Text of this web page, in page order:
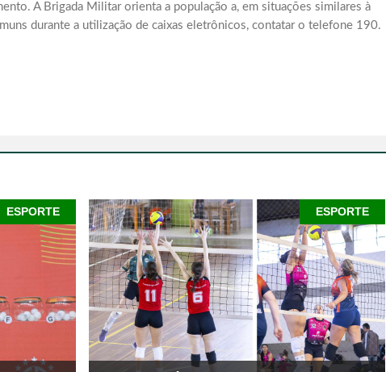
A Brigada Militar orienta a população a, em situações similares à
durante a utilização de caixas eletrônicos, contatar o telefone 190.
ESPORTE ESPORTE